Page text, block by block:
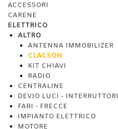
ACCESSORI
CARENE
ELETTRICO
ALTRO
ANTENNA IMMOBILIZER
CLACSON
KIT CHIAVI
RADIO
CENTRALINE
DEVIO LUCI - INTERRUTTORI
FARI - FRECCE
IMPIANTO ELETTRICO
MOTORE